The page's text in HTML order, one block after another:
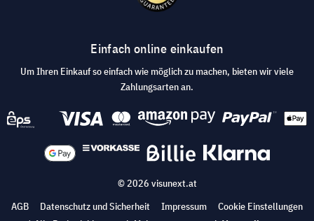
Einfach online einkaufen
Um Ihren Einkauf so einfach wie möglich zu machen, bieten wir viele
Zahlungsarten an.
© 2026 visunext.at
AGB
Datenschutz und Sicherheit Impressum
Cookie Einstellungen